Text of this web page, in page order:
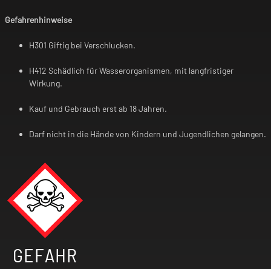
Gefahrenhinweise
H301 Giftig bei Verschlucken.
H412 Schädlich für Wasserorganismen, mit langfristiger
Wirkung.
Kauf und Gebrauch erst ab 18 Jahren.
Darf nicht in die Hände von Kindern und Jugendlichen gelangen.
GEFAHR